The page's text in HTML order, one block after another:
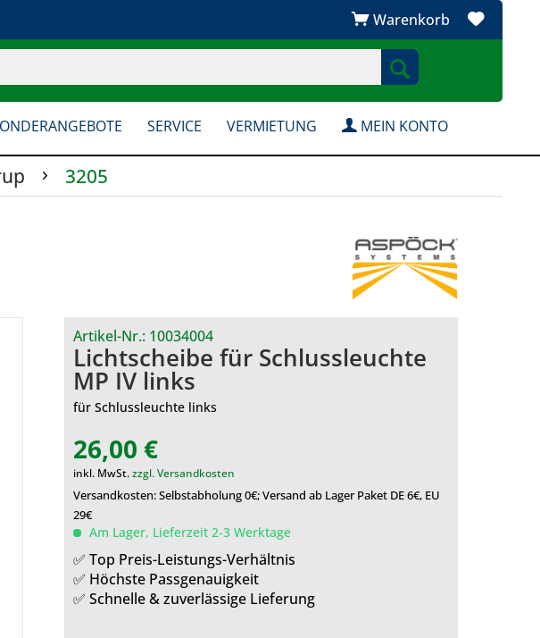
Warenkorb
SERVICE VERMIETUNG MEIN KONTO
3205
Artikel-Nr.: 10034004
Lichtscheibe für Schlussleuchte
MP IV links
für Schlussleuchte links
26,00 €
inkl. MwSt.zzgl. Versandkosten
Versandkosten: Selbstabholung 0€; Versand ab Lager Paket DE 6€, EU
29€
Am Lager, Lieferzeit 2-3 Werktage
✅ Top Preis-Leistungs-Verhältnis
✅ Höchste Passgenauigkeit
✅ Schnelle & zuverlässige Lieferung